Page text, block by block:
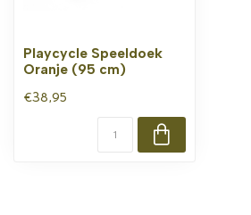
Playcycle Speeldoek
Oranje (95 cm)
€38,95